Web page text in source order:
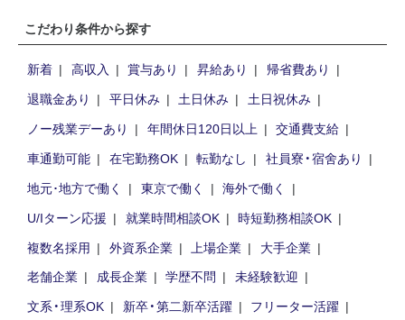
こだわり条件から探す
新着 高収入 賞与あり 昇給あり
帰省費あり
退職金あり
平日休み 土日休み
土日祝休み
ノー残業デーあり
年間休日120日以上
交通費支給
車通勤可能
在宅勤務OK 転勤なし
社員寮・宿舍あり
地元･地方で働く
東京で働く
海外で働く
U/Iターン応援
就業時間相談OK
時短勤務相談OK
複数名採用
外資系企業 上場企業
大手企業
老舗企業
成長企業 学歴不問
未経験歓迎
文系・理系OK
新卒・第二新卒活躍
フリーター活躍